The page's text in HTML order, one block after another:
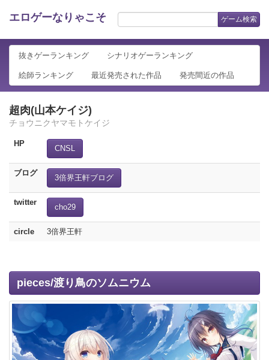
エロゲーなりゃこそ ゲーム検索
抜きゲーランキング シナリオゲーランキング
絵師ランキング 最近発売された作品 発売間近の作品
超肉(山本ケイジ)
チョウニクヤマモトケイジ
HP
CNSL
ブログ
3倍界王軒ブログ
twitter
cho29
circle 3倍界王軒
pieces/渡り鳥のソムニウム